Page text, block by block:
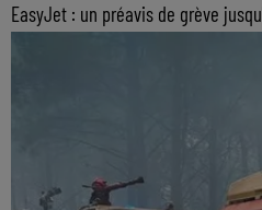
EasyJet : un préavis de grève